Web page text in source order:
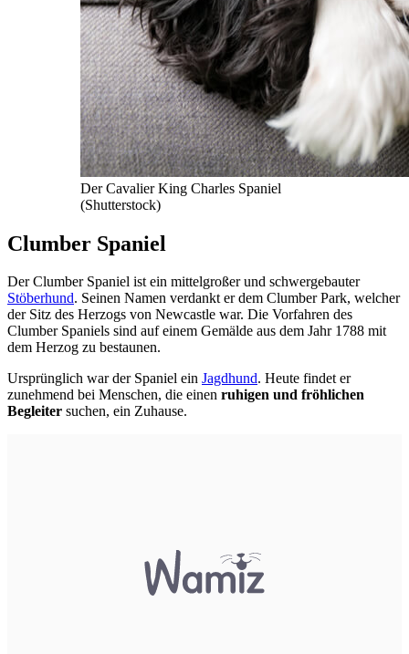
Der Cavalier King Charles Spaniel
(Shutterstock)
Clumber Spaniel
Der Clumber Spaniel ist ein mittelgroßer und schwergebauter
Stöberhund. Seinen Namen verdankt er dem Clumber Park, welcher
der Sitz des Herzogs von Newcastle war. Die Vorfahren des
Clumber Spaniels sind auf einem Gemälde aus dem Jahr 1788 mit
dem Herzog zu bestaunen.
Ursprünglich war der Spaniel ein Jagdhund. Heute findet er
zunehmend bei Menschen, die einen ruhigen und fröhlichen
Begleiter suchen, ein Zuhause.